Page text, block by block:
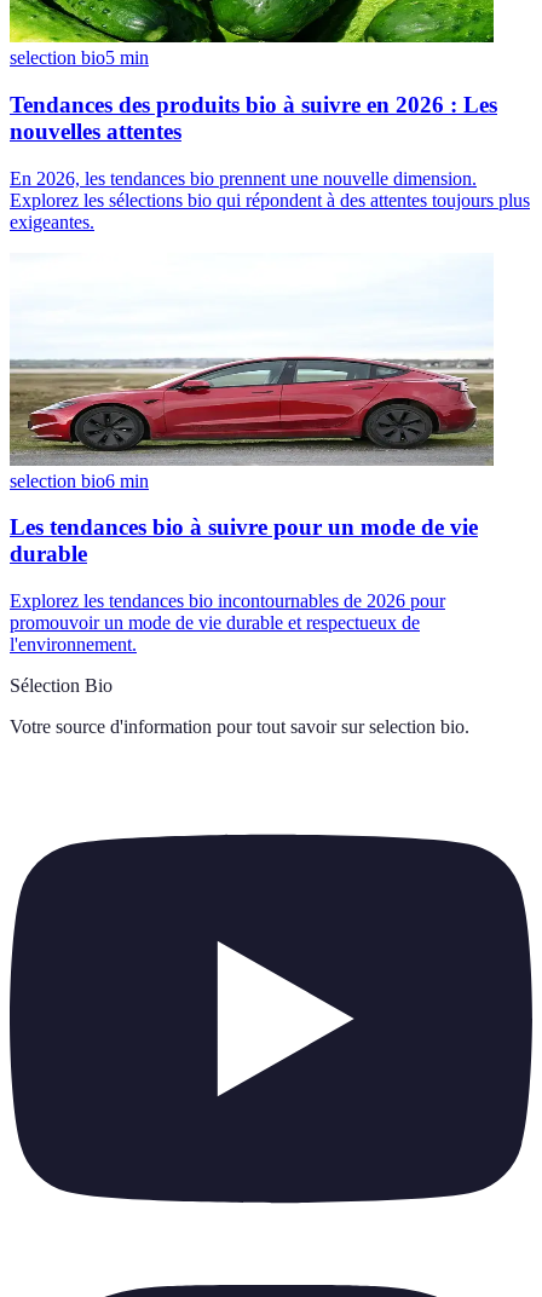
selection bio5 min
Tendances des produits bio à suivre en 2026 : Les
nouvelles attentes
En 2026, les tendances bio prennent une nouvelle dimension.
Explorez les sélections bio qui répondent à des attentes toujours plus
exigeantes.
selection bio6 min
Les tendances bio à suivre pour un mode de vie
durable
Explorez les tendances bio incontournables de 2026 pour
promouvoir un mode de vie durable et respectueux de
l'environnement.
Sélection Bio
Votre source d'information pour tout savoir sur selection bio.